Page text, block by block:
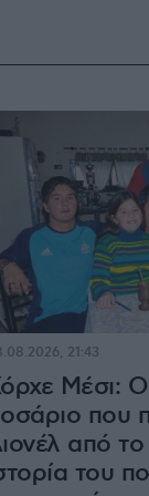
Μέσι:
που
από το
του
21:43